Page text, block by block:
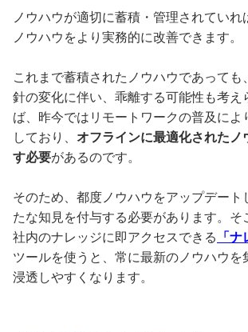
ノウハウが適切に蓄積・管理されていれ
ノウハウをより実務的に改善できます。
これまで蓄積されたノウハウであっても
針の変化に伴い、乖離する可能性も考え
ば、昨今ではリモートワークの普及によ
しており、 オフラインに最適化されたノ
す必要があるのです。
そのため、都度ノウハウをアップデート
たな知見を付与する必要があります。そ
社内のナレッジに即アクセスできる
「ナ
ツールを使うと、常に最新のノウハウを
浸透しやすくなります。